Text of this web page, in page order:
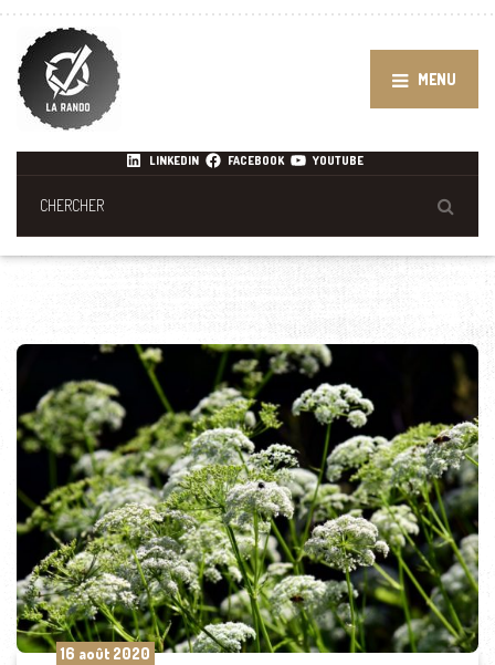
MENU
LINKEDIN FACEBOOK YOUTUBE
16 août 2020